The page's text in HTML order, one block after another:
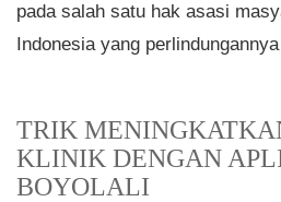
pada salah satu hak asasi
Indonesia yang
TRIK
KLINIK DENGAN
BOYOLALI